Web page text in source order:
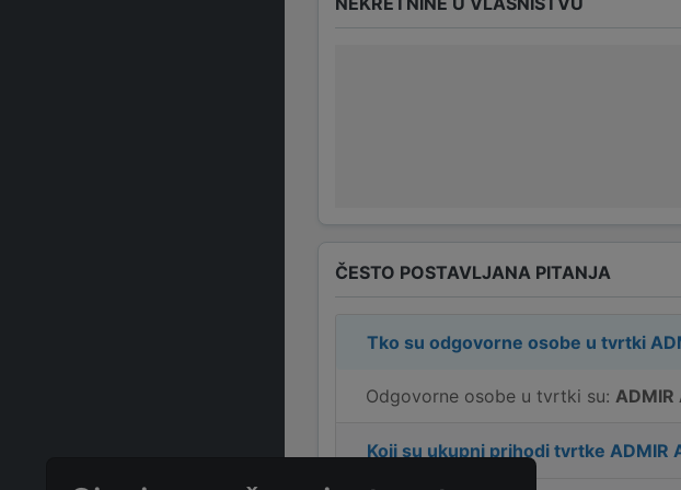
ČESTO POSTAVLJANA PITANJA
Tko su odgovorne osobe u tvrtki
Odgovorne osobe u tvrtki su: ADMIR
Koji su ukupni prihodi tvrtke ADMIR